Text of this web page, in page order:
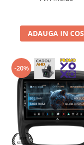
ADAUGA IN COS
-20%